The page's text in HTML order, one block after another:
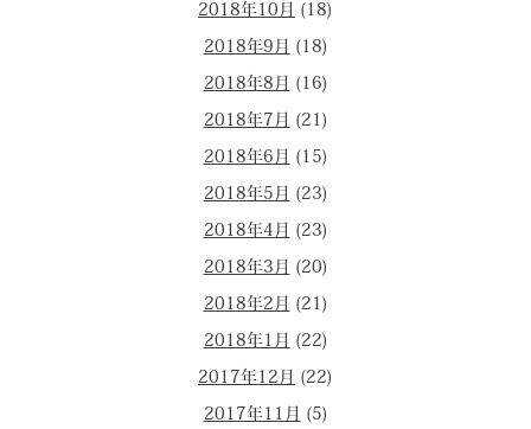
2018年10月 (18)
2018年9月 (18)
2018年8月 (16)
2018年7月 (21)
2018年6月 (15)
2018年5月 (23)
2018年4月 (23)
2018年3月 (20)
2018年2月 (21)
2018年1月 (22)
2017年12月 (22)
2017年11月 (5)